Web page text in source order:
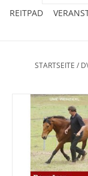
REITPAD
STARTSEITE /
Der Weg in die
DVD der Lehr-
des